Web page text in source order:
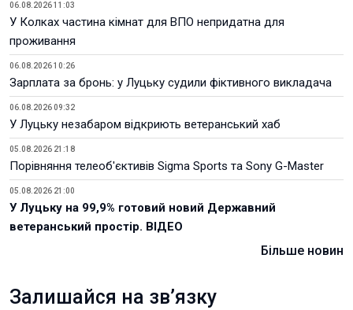
06.08.2026 11:03
У Колках частина кімнат для ВПО непридатна для
проживання
06.08.2026 10:26
Зарплата за бронь: у Луцьку судили фіктивного викладача
06.08.2026 09:32
У Луцьку незабаром відкриють ветеранський хаб
05.08.2026 21:18
Порівняння телеоб'єктивів Sigma Sports та Sony G-Master
05.08.2026 21:00
У Луцьку на 99,9% готовий новий Державний
ветеранський простір. ВІДЕО
Більше новин
Залишайся на зв’язку